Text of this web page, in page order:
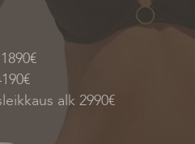
alk 2990€